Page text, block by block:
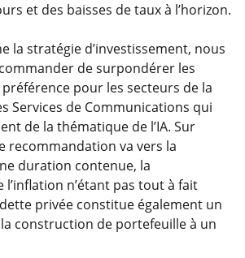
et des baisses de taux à l’horizon.
la stratégie d’investissement, nous
de surpondérer les
pour les secteurs de la
Services de Communications qui
de la thématique de l’IA. Sur
recommandation va vers la
duration contenue, la
n’étant pas tout à fait
privée constitue également un
construction de portefeuille à un